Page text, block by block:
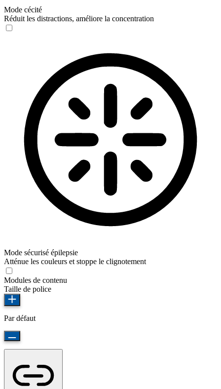
Mode cécité
Réduit les distractions, améliore la concentration
Mode sécurisé épilepsie
Atténue les couleurs et stoppe le clignotement
Modules de contenu
Taille de police
Par défaut